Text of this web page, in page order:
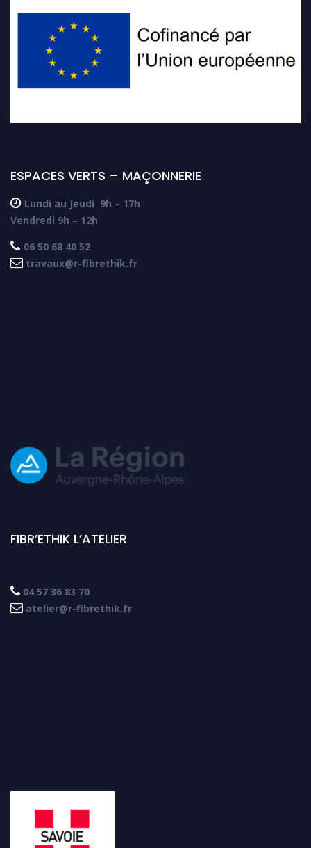
ESPACES VERTS – MAÇONNERIE
 Lundi au Jeudi 9h – 17h
Vendredi 9h – 12h
 06 50 68 40 52
 travaux@r-fibrethik.fr
FIBR’ETHIK L’ATELIER
 04 57 36 83 70
 atelier@r-fibrethik.fr